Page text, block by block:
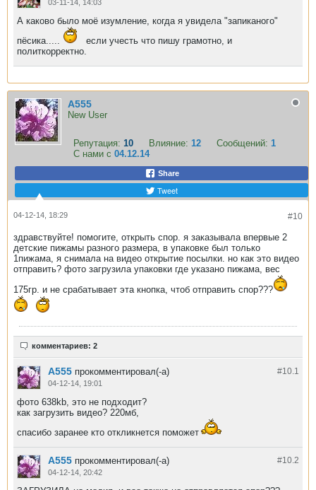
03-11-14, 14:03
А каково было моё изумление, когда я увидела "запиканого"
пёсика.....
если учесть что пишу грамотно, и
политкорректно.
A555
New User
Репутация: 10 Влияние: 12 Сообщений: 1
С нами с 04.12.14
Share
Tweet
#10
04-12-14, 18:29
здравствуйте! помогите, открыть спор. я заказывала впервые 2
детские пижамы разного размера, в упаковке был только
1пижама, я снимала на видео открытие посылки. но как это видео
отправить? фото загрузила упаковки где указано пижама, вес
175гр. и не срабатывает эта кнопка, чтоб отправить спор???
комментариев: 2
#10. 1
A555 прокомментировал(-а)
04-12-14, 19:01
фото 638kb, это не подходит?
как загрузить видео? 220мб,
спасибо заранее кто откликнется поможет
#10. 2
A555 прокомментировал(-а)
04-12-14, 20:42